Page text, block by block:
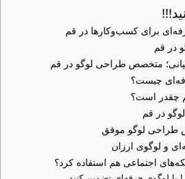
برای کسب‌وکارها در قم
در قم
متخصص طراحی لوگو در قم
چیست؟
چقدر است؟
در قم
طراحی لوگو موفق
و لوگوی ارزان
اجتماعی هم استفاده کرد؟